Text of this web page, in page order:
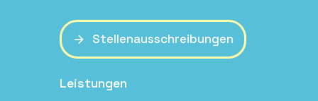
Stellenausschreibungen
Leistungen